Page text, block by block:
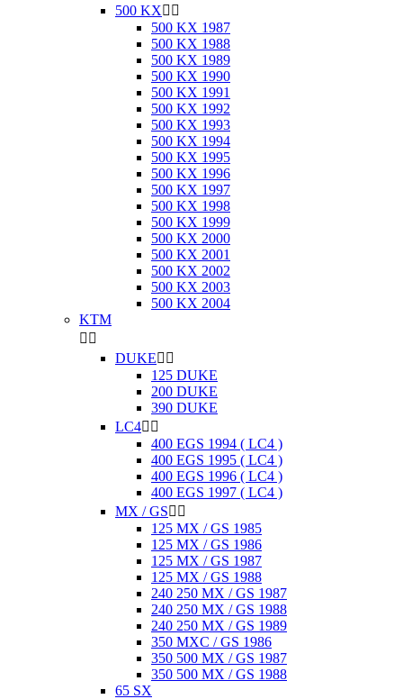
500 KX 
500 KX 1987
500 KX 1988
500 KX 1989
500 KX 1990
500 KX 1991
500 KX 1992
500 KX 1993
500 KX 1994
500 KX 1995
500 KX 1996
500 KX 1997
500 KX 1998
500 KX 1999
500 KX 2000
500 KX 2001
500 KX 2002
500 KX 2003
500 KX 2004
KTM
 
DUKE 
125 DUKE
200 DUKE
390 DUKE
LC4 
400 EGS 1994 ( LC4 )
400 EGS 1995 ( LC4 )
400 EGS 1996 ( LC4 )
400 EGS 1997 ( LC4 )
MX / GS 
125 MX / GS 1985
125 MX / GS 1986
125 MX / GS 1987
125 MX / GS 1988
240 250 MX / GS 1987
240 250 MX / GS 1988
240 250 MX / GS 1989
350 MXC / GS 1986
350 500 MX / GS 1987
350 500 MX / GS 1988
65 SX